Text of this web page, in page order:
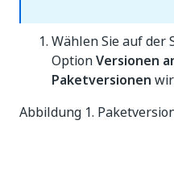
Wählen Sie auf der
OptionVersionen
Paketversionen
Abbildung 1.